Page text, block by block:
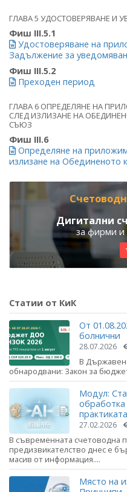
ГЛАВА 5 УДОСТОВЕРЯВАНЕ И
Фиш III.5.1
Удостоверяване на
Задължение за
Фиш III.5.2
Преходен период
ГЛАВА 6 ОПРЕДЕЛЯНЕ НА
СЛЕД ИЗЛИЗАНЕ НА
СЪЮЗ
Фиш III.6
Определяне на
излизане на Обединеното
Дигитални
за фирми и
Статии от КиК
От
болнични
28.07.2026
В Държавен
обнародвани: Закон за
Модул:
практиката
27.02.2026
В съвременната счетоводна
предизвикателство днес е
масив от информация....
Място на